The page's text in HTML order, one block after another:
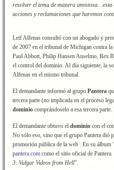
resolver el tema de manera
acciones y reclamaciones que haremos
Leif Alfenas consultó con un abogado y
de 2007 en el tribunal de Michigan contra
Paul Abbott, Philip Hansen Anselmo, Rex
el control del dominio. Al día siguiente, la
Alfenas en el mismo tribunal.
El demandante informó al grupo Pantera
tercera parte (no implicada en el proceso
dominio comprándoselo a esa tercera
El demandante obtuvo el dominio con el
No sólo eso, sino que el grupo Pantera dió
promoción pública de la web . En su álbum "
pantera.com como el sitio oficial de
3: Vulgar Videos from Hell".